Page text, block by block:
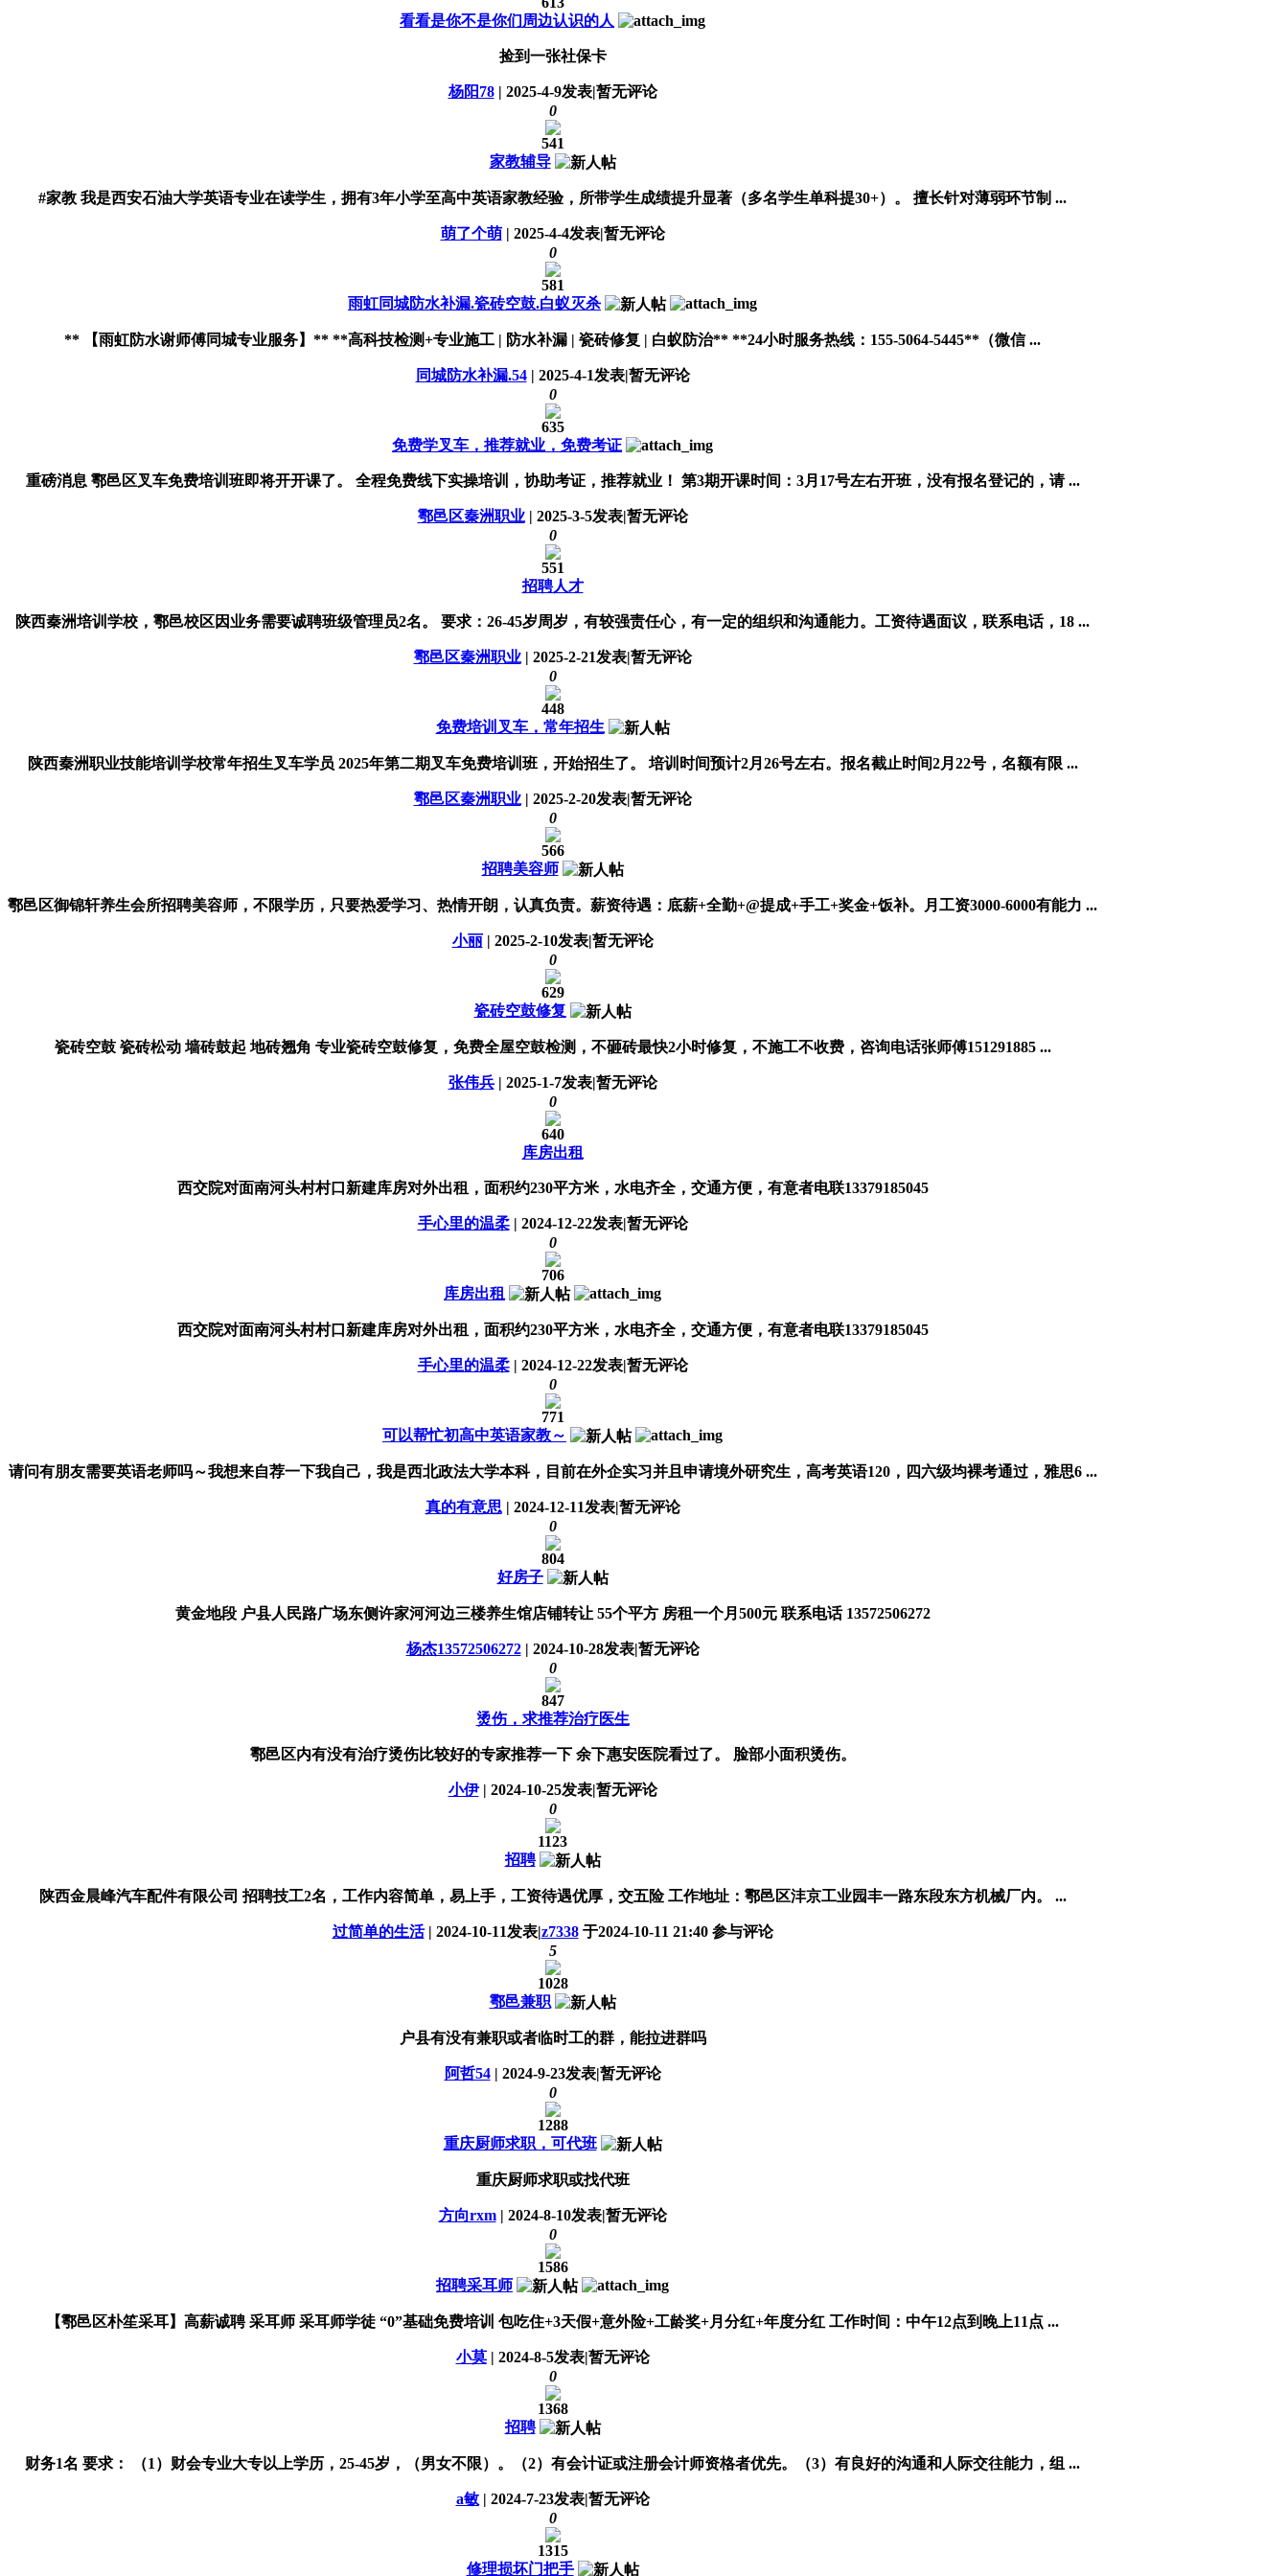
看看是你不是你们周边认识的人
捡到一张社保卡
杨阳78 | 2025-4-9发表|暂无评论
0
541
家教辅导
#家教 我是西安石油大学英语专业在读学生，拥有3年小学至高中英语家教经验，所带学生成绩提升显著（多名学生单科提30+）。 擅长针对薄弱环节制 ...
萌了个萌 | 2025-4-4发表|暂无评论
0
581
雨虹同城防水补漏.瓷砖空鼓.白蚁灭杀
** 【雨虹防水谢师傅同城专业服务】** **高科技检测+专业施工 | 防水补漏 | 瓷砖修复 | 白蚁防治** **24小时服务热线：155-5064-5445**（微信 ...
同城防水补漏.54 | 2025-4-1发表|暂无评论
0
635
免费学叉车，推荐就业，免费考证
重磅消息 鄠邑区叉车免费培训班即将开开课了。 全程免费线下实操培训，协助考证，推荐就业！ 第3期开课时间：3月17号左右开班，没有报名登记的，请 ...
鄠邑区秦洲职业 | 2025-3-5发表|暂无评论
0
551
招聘人才
陕西秦洲培训学校，鄠邑校区因业务需要诚聘班级管理员2名。 要求：26-45岁周岁，有较强责任心，有一定的组织和沟通能力。工资待遇面议，联系电话，18 ...
鄠邑区秦洲职业 | 2025-2-21发表|暂无评论
0
448
免费培训叉车，常年招生
陕西秦洲职业技能培训学校常年招生叉车学员 2025年第二期叉车免费培训班，开始招生了。 培训时间预计2月26号左右。报名截止时间2月22号，名额有限 ...
鄠邑区秦洲职业 | 2025-2-20发表|暂无评论
0
566
招聘美容师
鄠邑区御锦轩养生会所招聘美容师，不限学历，只要热爱学习、热情开朗，认真负责。薪资待遇：底薪+全勤+@提成+手工+奖金+饭补。月工资3000-6000有能力 ...
小丽 | 2025-2-10发表|暂无评论
0
629
瓷砖空鼓修复
瓷砖空鼓 瓷砖松动 墙砖鼓起 地砖翘角 专业瓷砖空鼓修复，免费全屋空鼓检测，不砸砖最快2小时修复，不施工不收费，咨询电话张师傅151291885 ...
张伟兵 | 2025-1-7发表|暂无评论
0
640
库房出租
西交院对面南河头村村口新建库房对外出租，面积约230平方米，水电齐全，交通方便，有意者电联13379185045
手心里的温柔 | 2024-12-22发表|暂无评论
0
706
库房出租
西交院对面南河头村村口新建库房对外出租，面积约230平方米，水电齐全，交通方便，有意者电联13379185045
手心里的温柔 | 2024-12-22发表|暂无评论
0
771
可以帮忙初高中英语家教～
请问有朋友需要英语老师吗～我想来自荐一下我自己，我是西北政法大学本科，目前在外企实习并且申请境外研究生，高考英语120，四六级均裸考通过，雅思6 ...
真的有意思 | 2024-12-11发表|暂无评论
0
804
好房子
黄金地段 户县人民路广场东侧许家河河边三楼养生馆店铺转让 55个平方 房租一个月500元 联系电话 13572506272
杨杰13572506272 | 2024-10-28发表|暂无评论
0
847
烫伤，求推荐治疗医生
鄠邑区内有没有治疗烫伤比较好的专家推荐一下 余下惠安医院看过了。 脸部小面积烫伤。
小伊 | 2024-10-25发表|暂无评论
0
1123
招聘
陕西金晨峰汽车配件有限公司 招聘技工2名，工作内容简单，易上手，工资待遇优厚，交五险 工作地址：鄠邑区沣京工业园丰一路东段东方机械厂内。 ...
过简单的生活 | 2024-10-11发表|z7338于2024-10-11 21:40 参与评论
5
1028
鄠邑兼职
户县有没有兼职或者临时工的群，能拉进群吗
阿哲54 | 2024-9-23发表|暂无评论
0
1288
重庆厨师求职，可代班
重庆厨师求职或找代班
方向rxm | 2024-8-10发表|暂无评论
0
1586
招聘采耳师
【鄠邑区朴笙采耳】高薪诚聘 采耳师 采耳师学徒 “0”基础免费培训 包吃住+3天假+意外险+工龄奖+月分红+年度分红 工作时间：中午12点到晚上11点 ...
小莫 | 2024-8-5发表|暂无评论
0
1368
招聘
财务1名 要求： （1）财会专业大专以上学历，25-45岁，（男女不限）。（2）有会计证或注册会计师资格者优先。（3）有良好的沟通和人际交往能力，组 ...
a敏 | 2024-7-23发表|暂无评论
0
1315
修理损坏门把手